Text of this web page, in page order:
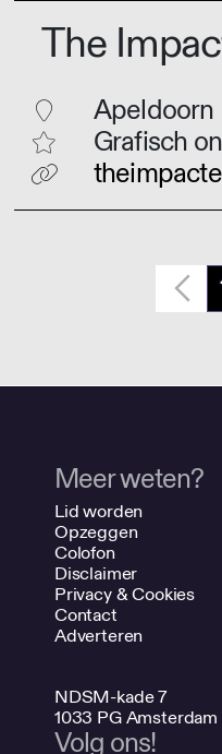
The
Apeldoorn
Grafisch
Lid worden
Opzeggen
Colofon